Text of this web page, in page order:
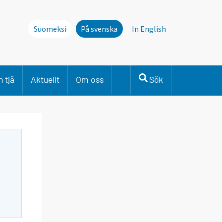
Suomeksi På svenska In English
tjä Aktuellt Om oss Sök